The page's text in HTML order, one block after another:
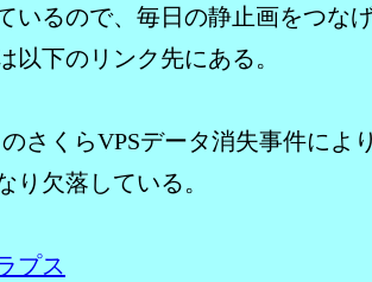
いるので、毎日の静止画をつな
以下のリンク先にある。
さくらVPSデータ消失事件によ
り欠落している。
プス